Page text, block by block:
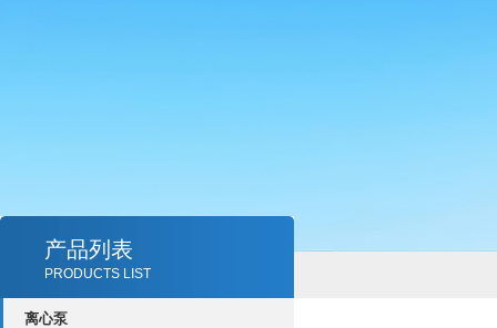
产品列表
PRODUCTS LIST
离心泵